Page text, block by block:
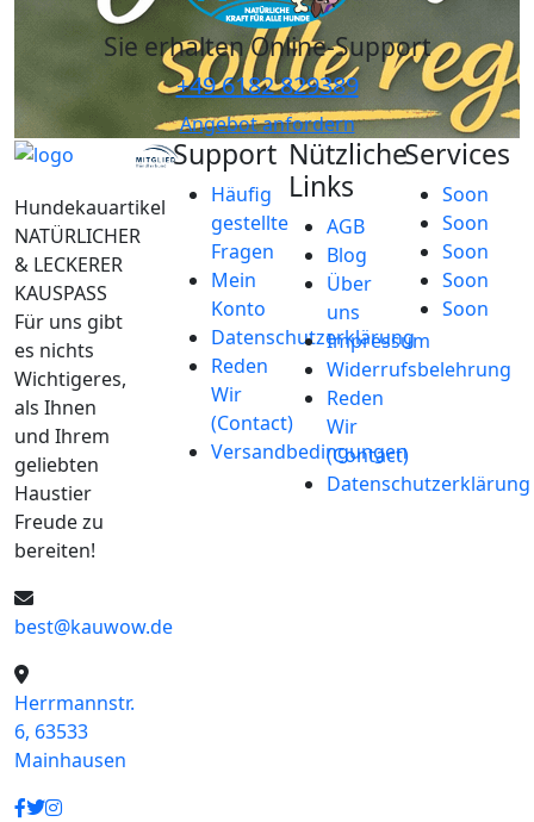
Sie erhalten Online-Support
+49 6182 829389
Angebot anfordern
Hundekauartikel
NATÜRLICHER
& LECKERER
KAUSPASS
Für uns gibt
es nichts
Wichtigeres,
als Ihnen
und Ihrem
geliebten
Haustier
Freude zu
bereiten!
best@kauwow.de
Herrmannstr.
6, 63533
Mainhausen
Support
Häufig
gestellte
Fragen
Mein
Konto
Datenschutzerklärung
Reden
Wir
(Contact)
Versandbedingungen
Nützliche
Links
AGB
Blog
Über
uns
Impressum
Widerrufsbelehrung
Reden
Wir
(Contact)
Datenschutzerklärung
Services
Soon
Soon
Soon
Soon
Soon